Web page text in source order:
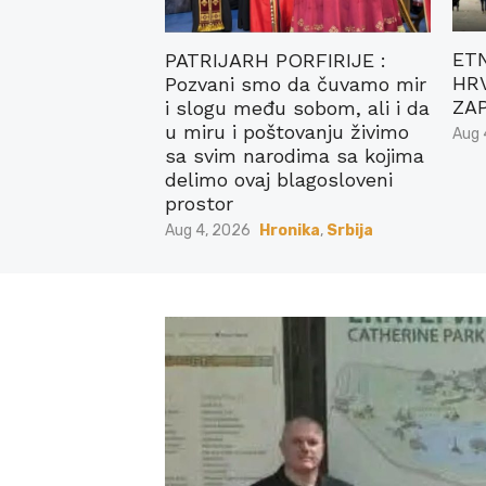
PATRIJARH PORFIRIJE :
Pozvani smo da čuvamo mir
i slogu među sobom, ali i da
u miru i poštovanju živimo
sa svim narodima sa kojima
delimo ovaj blagosloveni
prostor
Posted
Aug 4, 2026 Hronika, Srbija
Aug